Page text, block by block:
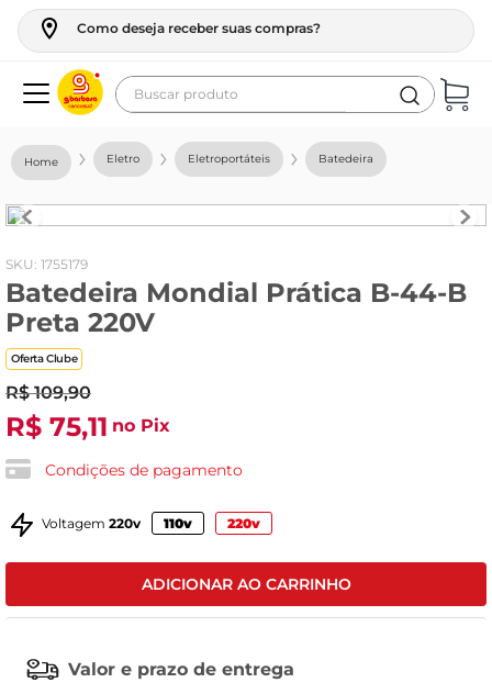
Como deseja receber suas compras?
Buscar produto
Eletro Eletroportáteis Batedeira
: 1755179
Batedeira Mondial Prática B-44-B
Preta 220V
Oferta Clube
R$ 109,90
R$ 75,11 no Pix
Condições de pagamento
Voltagem 220v 110v 220v
ADICIONAR AO CARRINHO
Valor e prazo de entrega
geladeira
fogao
café
cerveja
frango
leite
vinho
leite pó
tv